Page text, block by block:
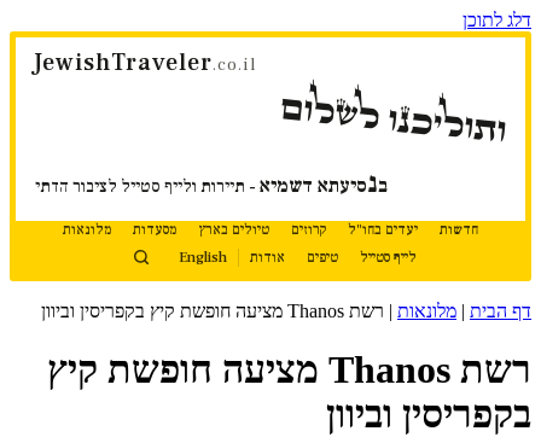
דלג לתוכן
JewishTraveler.co.il
ותוליכנו לשלום
בנסיעתא דשמיא - תיירות ולייף סטייל לציבור הדתי
חדשות יעדים בחו"ל קרוזים טיולים בארץ מסעדות
מלונאות
לייף סטייל
טיפים אודות English
דף הבית | מלונאות | רשת Thanos מציעה חופשת קיץ בקפריסין וביוון
רשת Thanos מציעה חופשת קיץ
בקפריסין וביוון